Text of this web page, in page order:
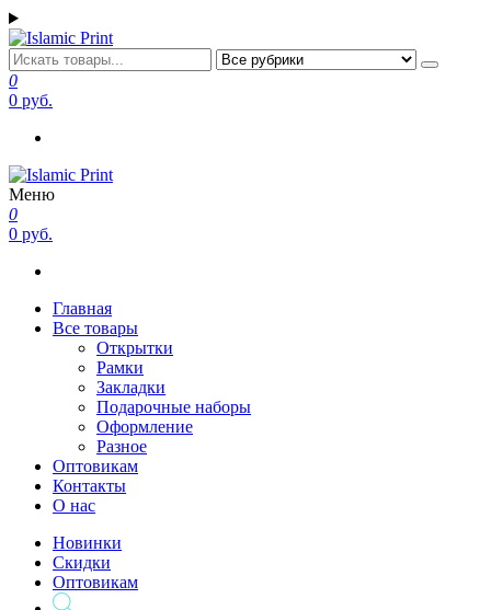
Перейти
к
содержимому
Islamic Print
Открытки, закладки рамки с напоминаниями и пожеланиями
0
0 руб.
Islamic Print
Открытки, закладки рамки с напоминаниями и пожеланиями
Меню
0
0 руб.
Главная
Все товары
Открытки
Рамки
Закладки
Подарочные наборы
Оформление
Разное
Оптовикам
Контакты
О нас
Новинки
Скидки
Оптовикам